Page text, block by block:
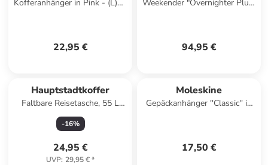
Kofferanhänger in Pink - (L)10
22,95 €
Weekender "Overnighter Plus"
94,95 €
Hauptstadtkoffer
Faltbare Reisetasche, 55 L
faltbar wasserfest RipStop-
Stoff in Grün
-16%
24,95 €
UVP: 29,95 €*
Moleskine
Gepäckanhänger ''Classic'' in
17,50 €